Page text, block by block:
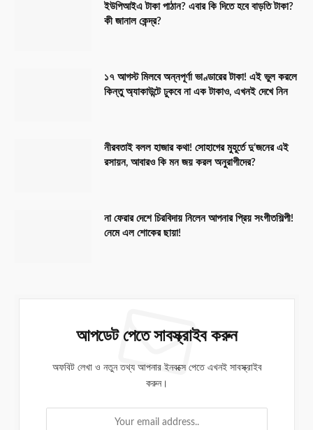
ইউপিআইএ টাকা পাঠান? এবার কি দিতে হবে বাড়তি টাকা?
কী জানাল কেন্দ্র?
১৭ আগস্ট মিলবে অন্নপূর্ণা ভাণ্ডারের টাকা! এই ভুল করলে
কিন্তু অ্যাকাউন্টে ঢুকবে না এক টাকাও, এখনই দেখে নিন
নীরবতাই বলল হাজার কথা! সোহাগের মুহূর্তে দু’জনের এই
রসায়ন, আবারও কি মন জয় করল অনুরাগীদের?
না ফেরার দেশে চিরবিদায় নিলেন আপনার প্রিয় সংগীতশিল্পী!
নেমে এল শোকের ছায়া!
আপডেট পেতে সাবস্ক্রাইব করুন
অফবিট লেখা ও নতুন তথ্য আপনার ইনবক্সে পেতে এখনই সাবস্ক্রাইব
করুন।